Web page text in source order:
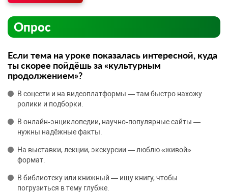
Опрос
Если тема на уроке показалась интересной, куда
ты скорее пойдёшь за «культурным
продолжением»?
В соцсети и на видеоплатформы — там быстро нахожу
ролики и подборки.
В онлайн‑энциклопедии, научно‑популярные сайты —
нужны надёжные факты.
На выставки, лекции, экскурсии — люблю «живой»
формат.
В библиотеку или книжный — ищу книгу, чтобы
погрузиться в тему глубже.